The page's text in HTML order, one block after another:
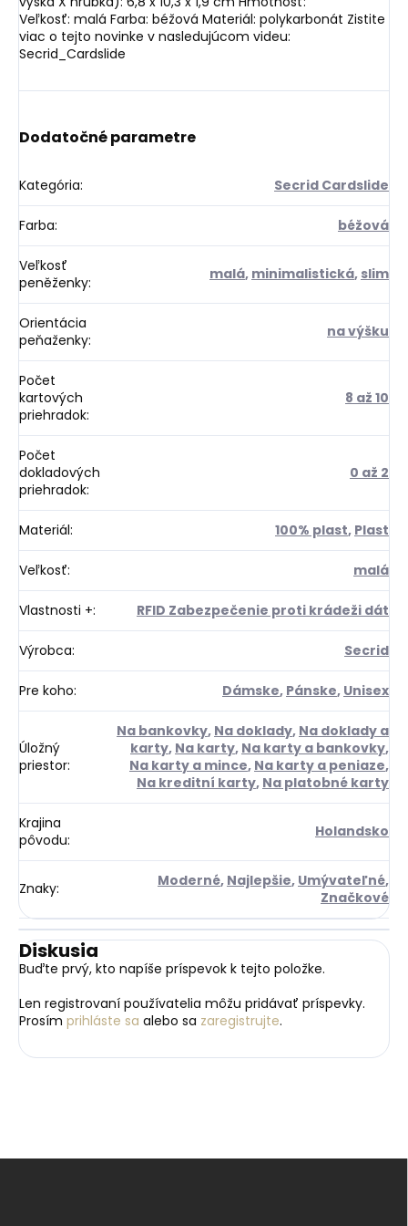
Veľkosť: malá Farba: béžová Materiál: polykarbonát Zistite
viac o tejto novinke v nasledujúcom videu:
Secrid_Cardslide
Dodatočné parametre
Kategória: Secrid Cardslide
Farba: béžová
Veľkosť
peněženky: malá, minimalistická, slim
Orientácia
peňaženky: na výšku
Počet
kartových
priehradok:
8 až 10
Počet
dokladových
priehradok:
0 až 2
Materiál: 100% plast, Plast
Veľkosť: malá
Vlastnosti +: RFID Zabezpečenie proti krádeži dát
Výrobca: Secrid
Pre koho: Dámske, Pánske, Unisex
Úložný
priestor:
Na bankovky, Na doklady, Na doklady a
karty, Na karty, Na karty a bankovky,
Na karty a mince, Na karty a peniaze,
Na kreditní karty, Na platobné karty
Krajina
pôvodu: Holandsko
Znaky: Moderné, Najlepšie, Umývateľné,
Značkové
Diskusia
Buďte prvý, kto napíše príspevok k tejto položke.
Len registrovaní používatelia môžu pridávať príspevky.
Prosím prihláste sa alebo sa zaregistrujte.